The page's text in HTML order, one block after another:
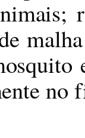
no